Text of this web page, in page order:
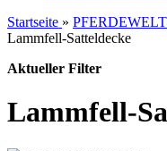
Startseite » PFERDEWELT
Lammfell-Satteldecke
Aktueller Filter
Lammfell-